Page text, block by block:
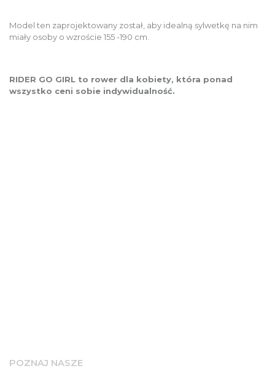
Model ten zaprojektowany został, aby idealną sylwetkę na nim
miały osoby o wzroście 155 -190 cm.
RIDER GO GIRL to rower dla kobiety, która ponad
wszystko ceni sobie indywidualność.
POZNAJ NASZE